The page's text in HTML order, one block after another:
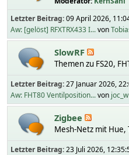
Letzter Beitrag:09 April 2026,
Aw: [gelöst] RFXTRX433 I...von
SlowRF
Themen zu FS20,
Letzter Beitrag:27 Januar 2026,
Aw: FHT80 Ventilposition...von joc_w
Zigbee
Mesh-Netz mit Hue,
Letzter Beitrag:23 Juli 2026,